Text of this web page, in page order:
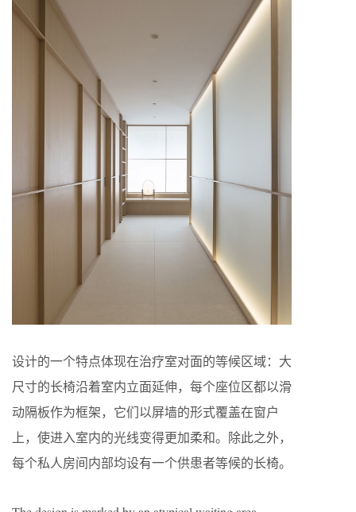
设计的一个特点体现在治疗室对面的等候区域：大
尺寸的长椅沿着室内立面延伸，每个座位区都以滑
动隔板作为框架，它们以屏墙的形式覆盖在窗户
上，使进入室内的光线变得更加柔和。除此之外，
每个私人房间内部均设有一个供患者等候的长椅。